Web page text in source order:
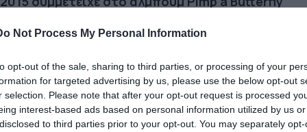
Not Process My Personal Information
opt-out of the sale, sharing to third parties, or processing of your
for targeted advertising by us, please use the below opt-out
selection. Please note that after your opt-out request is processed
interest-based ads based on personal information utilized by us
to third parties prior to your opt-out. You may separately
που έγιναν συνθήματα κατά της
βίας, ενώ τιμήθηκε και με Γκράμι. Σε
το άλμπουμ όχι μόνο έπαιξε σαξόφωνο αλλά
και τις ενορχηστρώσεις.
κυκλοφόρησε επίσης και το πρώτο